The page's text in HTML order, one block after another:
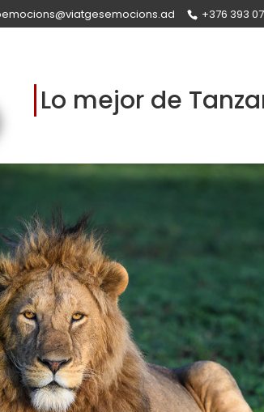
+376 393
Lo mejor de